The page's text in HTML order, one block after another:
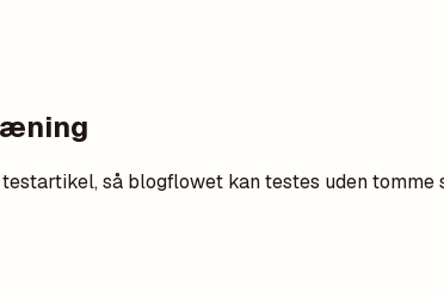
så blogflowet kan testes uden